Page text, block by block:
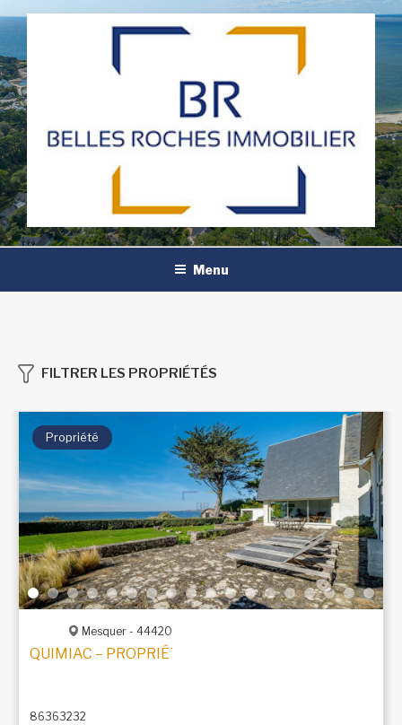
au
contenu
principal
Menu
FILTRER LES PROPRIÉTÉS
Propriété
Mesquer - 44420
QUIMIAC – PROPRIÉTÉ D’EXCEPTION AVEC VUE
86363232